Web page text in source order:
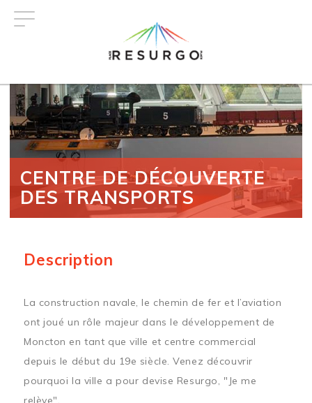
CENTRE DE DÉCOUVERTE
DES TRANSPORTS
Description
La construction navale, le chemin de fer et l’aviation
ont joué un rôle majeur dans le développement de
Moncton en tant que ville et centre commercial
depuis le début du 19e siècle. Venez découvrir
pourquoi la ville a pour devise Resurgo, "Je me
relève".